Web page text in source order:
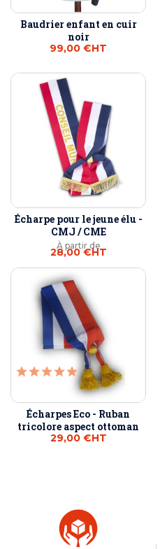
Baudrier enfant en cuir
noir
99,00 €HT
Écharpe pour le jeune élu -
CMJ / CME
À partir de
28,00 €HT
Écharpes Eco - Ruban
tricolore aspect ottoman
29,00 €HT